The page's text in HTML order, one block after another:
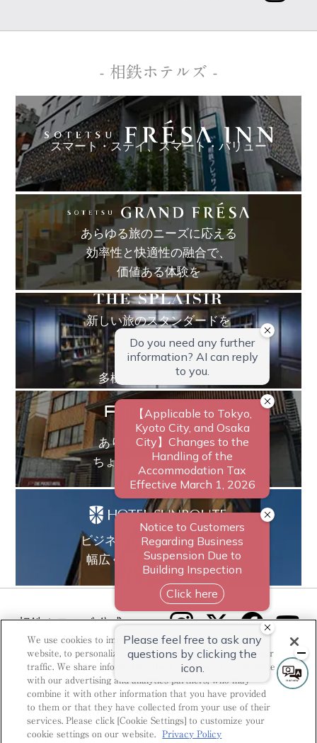
- 相鉄ホテルズ -
スマート・ステイ、スマート・バリュー
あらゆる旅のニーズに応える
効率性と快適性の融合で、
価値ある体験を
新しい旅のスタンダードを
創造する
お客様のための
多様な滞在オプション
ありそうでなかった、
ちょっと新しいカタチ。
ビジネスからレジャーまで、
幅広く選ばれるホテルへ。
相鉄ホテルズ 公式SNS
© Sotetsu Hotel Management CO., LTD.
We use cookies to improve your experience on our
website, to personalize content and ads, and to analyze our
traffic. We share information about your use of our website
with our advertising and analytics partners, who may
combine it with other information that you have provided
to them or that they have collected from your use of their
services. Please click [Cookie Settings] to customize your
cookie settings on our website.
Privacy Policy